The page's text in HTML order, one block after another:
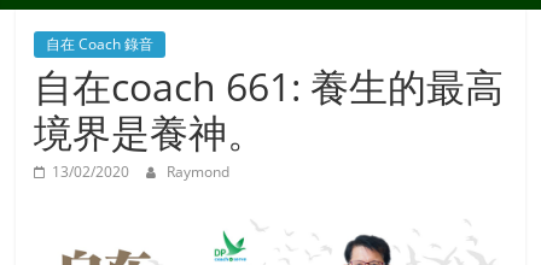
自在 Coach 錄音
自在coach 661: 養生的最高
境界是養神。
13/02/2020 Raymond